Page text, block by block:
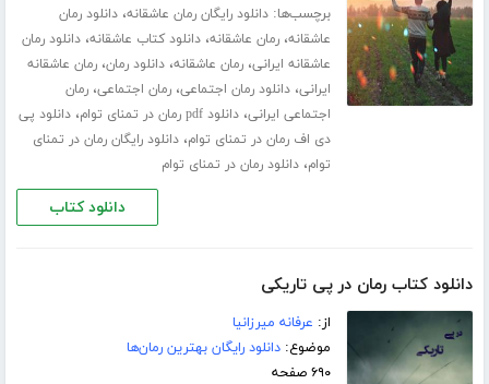
برچسب‌ها:دانلود رایگان رمان عاشقانه،دانلود رمان
عاشقانه،رمان عاشقانه،دانلود کتاب عاشقانه،دانلود رمان
عاشقانه ایرانی،رمان عاشقانه،دانلود رمان،رمان عاشقانه
ایرانی،دانلود رمان اجتماعی،رمان اجتماعی،رمان
اجتماعی ایرانی،دانلود pdf رمان در تمنای توام ،دانلود پی
دی اف رمان در تمنای توام،دانلود رایگان رمان در تمنای
توام،دانلود رمان در تمنای توام
دانلود کتاب
دانلود کتاب رمان در پی تاریکی
از: عرفانه میرزانیا
موضوع:دانلود رایگان بهترین رمان‌ها
۶۹۰ صفحه